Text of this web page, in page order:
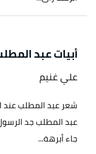
أبيات عبد
علي غنيم
شعر عبد المطلب عند
عبد المطلب جد
جاء أبرهة...